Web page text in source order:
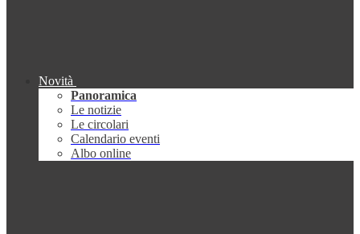
Novità
Panoramica
Le notizie
Le circolari
Calendario eventi
Albo online